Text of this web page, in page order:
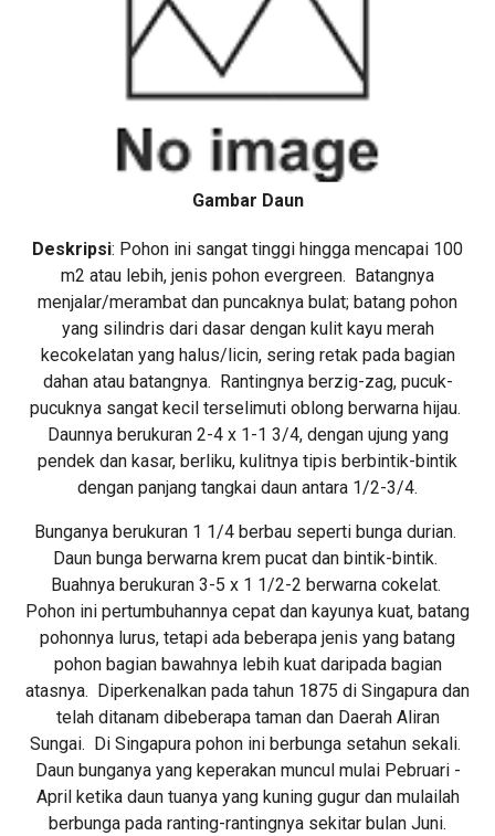
Gambar Daun
Deskripsi: Pohon ini sangat tinggi hingga mencapai 100
m2 atau lebih, jenis pohon evergreen. Batangnya
menjalar/merambat dan puncaknya bulat; batang pohon
yang silindris dari dasar dengan kulit kayu merah
kecokelatan yang halus/licin, sering retak pada bagian
dahan atau batangnya. Rantingnya berzig-zag, pucuk-
pucuknya sangat kecil terselimuti oblong berwarna hijau.
Daunnya berukuran 2-4 x 1-1 3/4, dengan ujung yang
pendek dan kasar, berliku, kulitnya tipis berbintik-bintik
dengan panjang tangkai daun antara 1/2-3/4.
Bunganya berukuran 1 1/4 berbau seperti bunga durian.
Daun bunga berwarna krem pucat dan bintik-bintik.
Buahnya berukuran 3-5 x 1 1/2-2 berwarna cokelat.
Pohon ini pertumbuhannya cepat dan kayunya kuat, batang
pohonnya lurus, tetapi ada beberapa jenis yang batang
pohon bagian bawahnya lebih kuat daripada bagian
atasnya. Diperkenalkan pada tahun 1875 di Singapura dan
telah ditanam dibeberapa taman dan Daerah Aliran
Sungai. Di Singapura pohon ini berbunga setahun sekali.
Daun bunganya yang keperakan muncul mulai Pebruari -
April ketika daun tuanya yang kuning gugur dan mulailah
berbunga pada ranting-rantingnya sekitar bulan Juni.